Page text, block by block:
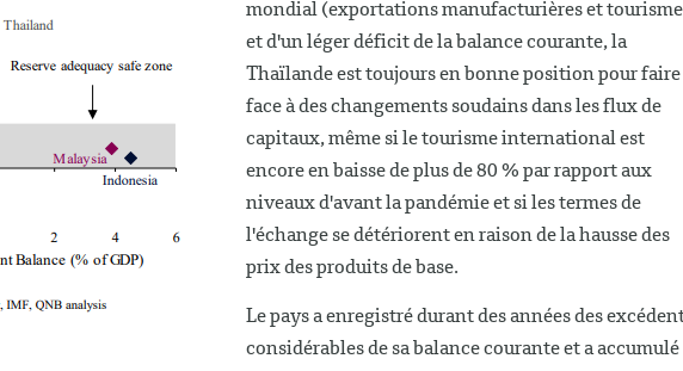
mondial (exportations manufacturières et
et d'un léger déficit de la balance courante, la
Thaïlande est toujours en bonne position pour faire
face à des changements soudains dans les flux de
capitaux, même si le tourisme international est
encore en baisse de plus de 80 % par rapport aux
niveaux d'avant la pandémie et si les termes de
l'échange se détériorent en raison de la hausse des
prix des produits de base.
Le pays a enregistré durant des années des
considérables de sa balance courante et a accumulé